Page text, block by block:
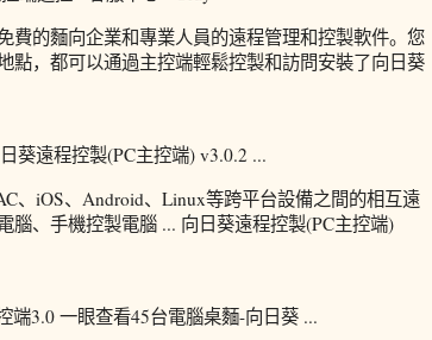
費的麵向企業和專業人員的遠程管理和控製軟件。您
點，都可以通過主控端輕鬆控製和訪問安裝了向日葵
葵遠程控製(PC主控端) v3.0.2 ...
、iOS、Android、Linux等跨平台設備之間的相互遠
腦、手機控製電腦 ... 向日葵遠程控製(PC主控端)
端3.0 一眼查看45台電腦桌麵-向日葵 ...